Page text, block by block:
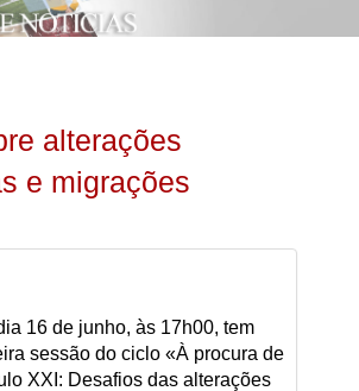
alterações
e migrações
16 de junho, às 17h00, tem
sessão do ciclo «À procura de
XXI: Desafios das alterações